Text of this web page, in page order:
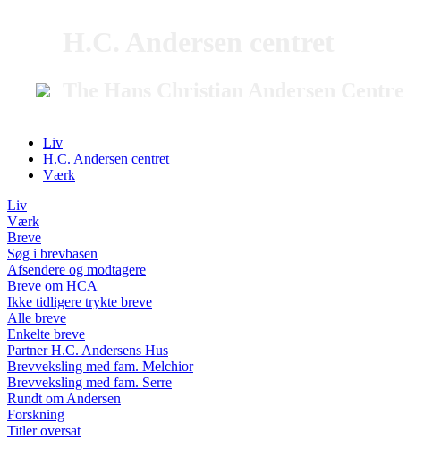
Liv
H.C. Andersen centret
Værk
Liv
Værk
Breve
Søg i brevbasen
Afsendere og modtagere
Breve om HCA
Ikke tidligere trykte breve
Alle breve
Enkelte breve
Partner H.C. Andersens Hus
Brevveksling med fam. Melchior
Brevveksling med fam. Serre
Rundt om Andersen
Forskning
Titler oversat